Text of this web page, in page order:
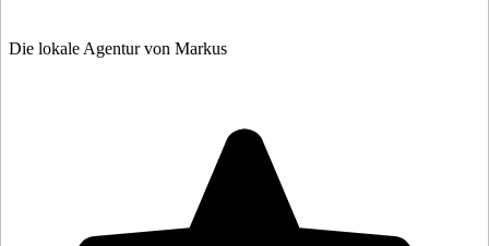
Die lokale Agentur von Markus